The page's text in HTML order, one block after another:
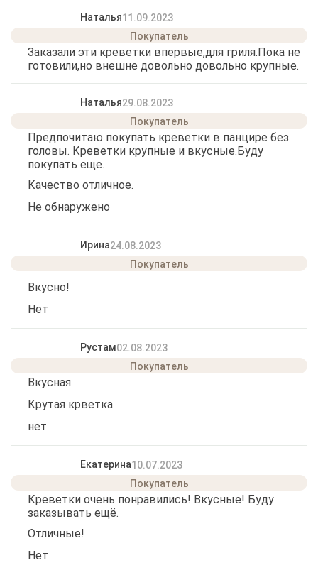
Наталья11.09.2023
Заказали эти креветки впервые,для гриля.Пока не
готовили,но внешне довольно довольно крупные.
Наталья29.08.2023
Предпочитаю покупать креветки в панцире без
головы. Креветки крупные и вкусные.Буду
покупать еще.
Качество отличное.
Не обнаружено
Ирина24.08.2023
Вкусно!
Нет
Рустам02.08.2023
Вкусная
Крутая крветка
нет
Екатерина10.07.2023
Креветки очень понравились! Вкусные! Буду
заказывать ещё.
Отличные!
Нет